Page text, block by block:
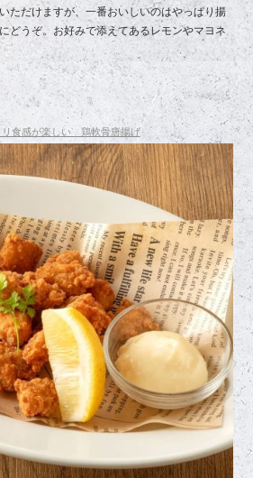
ただけますが、一番おいしいのはやっぱり揚
どうぞ。お好みで添えてあるレモンやマヨネ
リ食感が楽しい 鶏軟骨唐揚げ